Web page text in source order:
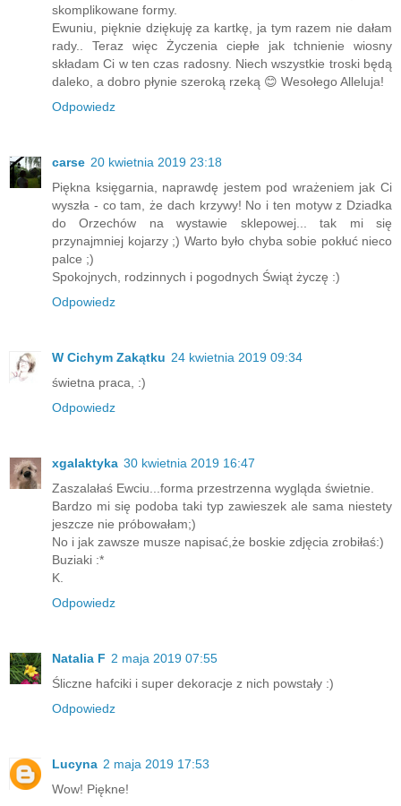
skomplikowane formy.
Ewuniu, pięknie dziękuję za kartkę, ja tym razem nie dałam
rady.. Teraz więc Życzenia ciepłe jak tchnienie wiosny
składam Ci w ten czas radosny. Niech wszystkie troski będą
daleko, a dobro płynie szeroką rzeką 😊 Wesołego Alleluja!
Odpowiedz
carse 20 kwietnia 2019 23:18
Piękna księgarnia, naprawdę jestem pod wrażeniem jak Ci
wyszła - co tam, że dach krzywy! No i ten motyw z Dziadka
do Orzechów na wystawie sklepowej... tak mi się
przynajmniej kojarzy ;) Warto było chyba sobie pokłuć nieco
palce ;)
Spokojnych, rodzinnych i pogodnych Świąt życzę :)
Odpowiedz
W Cichym Zakątku 24 kwietnia 2019 09:34
świetna praca, :)
Odpowiedz
xgalaktyka 30 kwietnia 2019 16:47
Zaszalałaś Ewciu...forma przestrzenna wygląda świetnie.
Bardzo mi się podoba taki typ zawieszek ale sama niestety
jeszcze nie próbowałam;)
No i jak zawsze musze napisać,że boskie zdjęcia zrobiłaś:)
Buziaki :*
K.
Odpowiedz
Natalia F 2 maja 2019 07:55
Śliczne hafciki i super dekoracje z nich powstały :)
Odpowiedz
Lucyna 2 maja 2019 17:53
Wow! Piękne!